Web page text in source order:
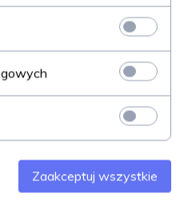
wlot powietrza –
Zaakceptuj wszystkie